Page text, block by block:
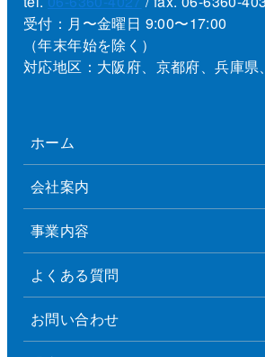
受付：月〜金曜日 9:00〜17:00
（年末年始を除く）
対応地区：大阪府、京都府、兵庫県
ホーム
会社案内
事業内容
よくある質問
お問い合わせ